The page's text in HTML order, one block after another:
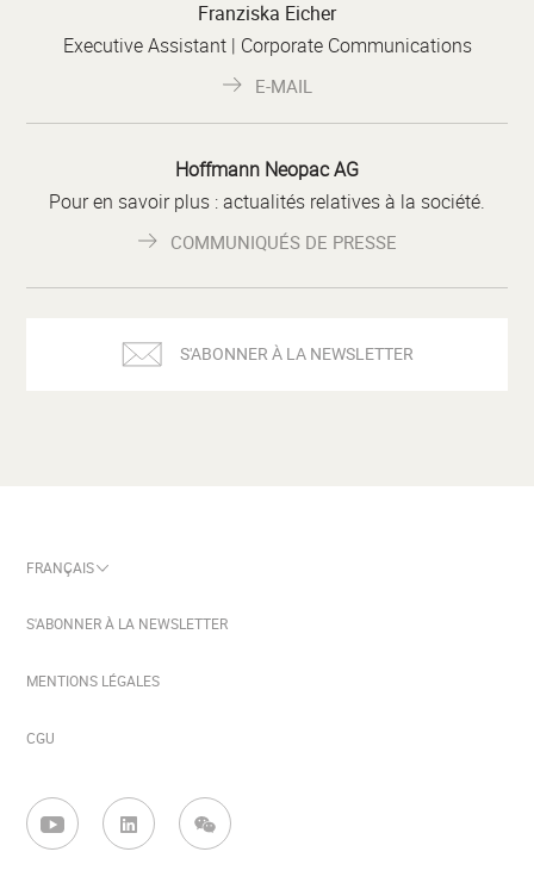
Franziska Eicher
Executive Assistant | Corporate Communications
E-MAIL
Hoffmann Neopac AG
Pour en savoir plus : actualités relatives à la société.
COMMUNIQUÉS DE PRESSE
S'ABONNER À LA NEWSLETTER
S'ABONNER À LA NEWSLETTER
MENTIONS LÉGALES
CGU